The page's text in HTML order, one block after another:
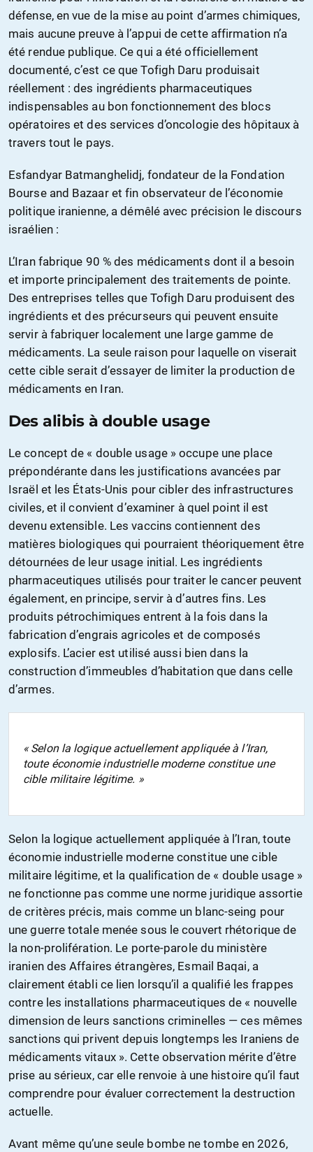
défense, en vue de la mise au point d’armes chimiques,
mais aucune preuve à l’appui de cette affirmation n’a
été rendue publique. Ce qui a été officiellement
documenté, c’est ce que Tofigh Daru produisait
réellement : des ingrédients pharmaceutiques
indispensables au bon fonctionnement des blocs
opératoires et des services d’oncologie des hôpitaux à
travers tout le pays.
Esfandyar Batmanghelidj, fondateur de la Fondation
Bourse and Bazaar et fin observateur de l’économie
politique iranienne, a démêlé avec précision le discours
israélien :
L’Iran fabrique 90 % des médicaments dont il a besoin
et importe principalement des traitements de pointe.
Des entreprises telles que Tofigh Daru produisent des
ingrédients et des précurseurs qui peuvent ensuite
servir à fabriquer localement une large gamme de
médicaments. La seule raison pour laquelle on viserait
cette cible serait d’essayer de limiter la production de
médicaments en Iran.
Des alibis à double usage
Le concept de « double usage » occupe une place
prépondérante dans les justifications avancées par
Israël et les États-Unis pour cibler des infrastructures
civiles, et il convient d’examiner à quel point il est
devenu extensible. Les vaccins contiennent des
matières biologiques qui pourraient théoriquement être
détournées de leur usage initial. Les ingrédients
pharmaceutiques utilisés pour traiter le cancer peuvent
également, en principe, servir à d’autres fins. Les
produits pétrochimiques entrent à la fois dans la
fabrication d’engrais agricoles et de composés
explosifs. L’acier est utilisé aussi bien dans la
construction d’immeubles d’habitation que dans celle
d’armes.
« Selon la logique actuellement appliquée à l’Iran,
toute économie industrielle moderne constitue une
cible militaire légitime. »
Selon la logique actuellement appliquée à l’Iran, toute
économie industrielle moderne constitue une cible
militaire légitime, et la qualification de « double usage »
ne fonctionne pas comme une norme juridique assortie
de critères précis, mais comme un blanc-seing pour
une guerre totale menée sous le couvert rhétorique de
la non-prolifération. Le porte-parole du ministère
iranien des Affaires étrangères, Esmail Baqai, a
clairement établi ce lien lorsqu’il a qualifié les frappes
contre les installations pharmaceutiques de « nouvelle
dimension de leurs sanctions criminelles — ces mêmes
sanctions qui privent depuis longtemps les Iraniens de
médicaments vitaux ». Cette observation mérite d’être
prise au sérieux, car elle renvoie à une histoire qu’il faut
comprendre pour évaluer correctement la destruction
actuelle.
Avant même qu’une seule bombe ne tombe en 2026,